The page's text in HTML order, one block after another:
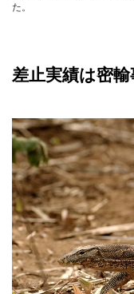
た。
差止実績は密